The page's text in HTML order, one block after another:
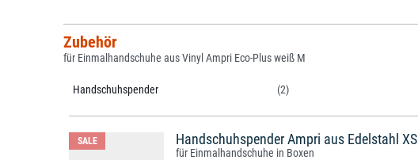
Zubehör
für Einmalhandschuhe aus Vinyl Ampri Eco-Plus weiß M
Handschuhspender (2)
SALE Handschuhspender Ampri aus Edelstahl XS
für Einmalhandschuhe in Boxen